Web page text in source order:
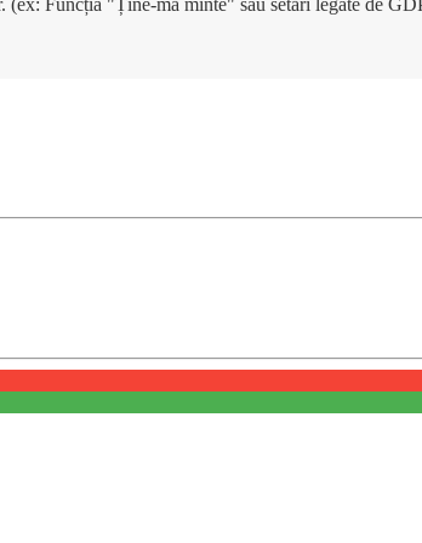
Funcția "Ține-mă minte" sau setări legate de